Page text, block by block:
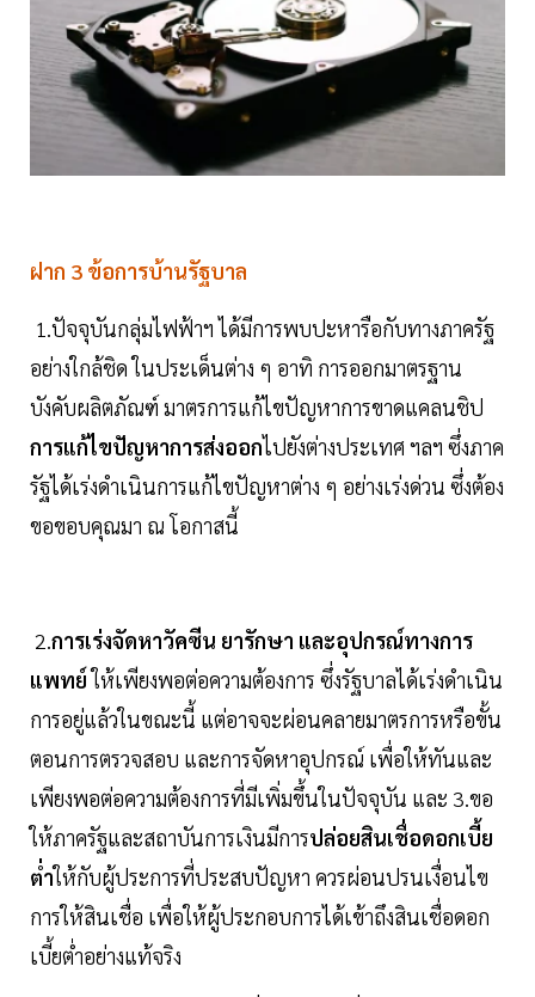
ฝาก 3 ข้อการบ้านรัฐบาล
1.ปัจจุบันกลุ่มไฟฟ้าฯ ได้มีการพบปะหารือกับทางภาครัฐ
อย่างใกล้ชิด ในประเด็นต่าง ๆ อาทิ การออกมาตรฐาน
บังคับผลิตภัณฑ์ มาตรการแก้ไขปัญหาการขาดแคลนชิป
การแก้ไขปัญหาการส่งออกไปยังต่างประเทศ ฯลฯ ซึ่งภาค
รัฐได้เร่งดำเนินการแก้ไขปัญหาต่าง ๆ อย่างเร่งด่วน ซึ่งต้อง
ขอขอบคุณมา ณ โอกาสนี้
2.การเร่งจัดหาวัคซีน ยารักษา และอุปกรณ์ทางการ
แพทย์ให้เพียงพอต่อความต้องการ ซึ่งรัฐบาลได้เร่งดำเนิน
การอยู่แล้วในขณะนี้ แต่อาจจะผ่อนคลายมาตรการหรือขั้น
ตอนการตรวจสอบ และการจัดหาอุปกรณ์ เพื่อให้ทันและ
เพียงพอต่อความต้องการที่มีเพิ่มขึ้นในปัจจุบัน และ 3.ขอ
ให้ภาครัฐและสถาบันการเงินมีการปล่อยสินเชื่อดอกเบี้ย
ตํ่าให้กับผู้ประการที่ประสบปัญหา ควรผ่อนปรนเงื่อนไข
การให้สินเชื่อ เพื่อให้ผู้ประกอบการได้เข้าถึงสินเชื่อดอก
เบี้ยตํ่าอย่างแท้จริง